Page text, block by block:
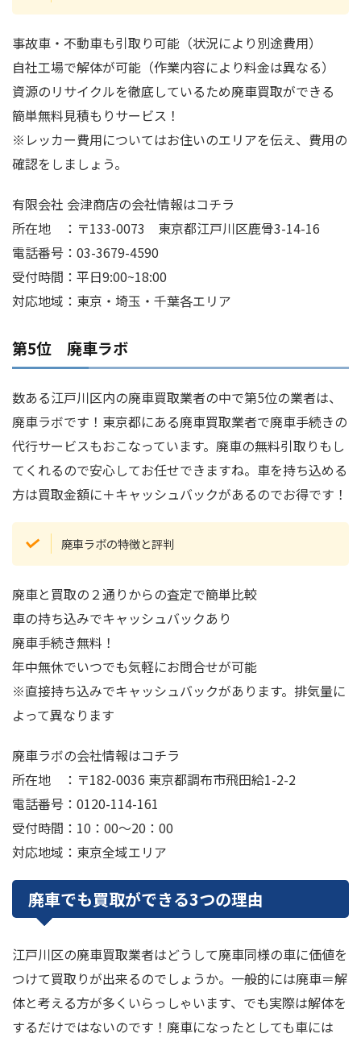
事故車・不動車も引取り可能（状況により別途費用）
自社工場で解体が可能（作業内容により料金は異なる）
資源のリサイクルを徹底しているため廃車買取ができる
簡単無料見積もりサービス！
※レッカー費用についてはお住いのエリアを伝え、費用の
確認をしましょう。
有限会社 会津商店の会社情報はコチラ
所在地 ：〒133-0073 東京都江戸川区鹿骨3-14-16
電話番号：03-3679-4590
受付時間：平日9:00~18:00
対応地域：東京・埼玉・千葉各エリア
第5位 廃車ラボ
数ある江戸川区内の廃車買取業者の中で第5位の業者は、
廃車ラボです！東京都にある廃車買取業者で廃車手続きの
代行サービスもおこなっています。廃車の無料引取りもし
てくれるので安心してお任せできますね。車を持ち込める
方は買取金額に＋キャッシュバックがあるのでお得です！
廃車ラボの特徴と評判
廃車と買取の２通りからの査定で簡単比較
車の持ち込みでキャッシュバックあり
廃車手続き無料！
年中無休でいつでも気軽にお問合せが可能
※直接持ち込みでキャッシュバックがあります。排気量に
よって異なります
廃車ラボの会社情報はコチラ
所在地 ：〒182-0036 東京都調布市飛田給1-2-2
電話番号：0120-114-161
受付時間：10：00～20：00
対応地域：東京全域エリア
廃車でも買取ができる3つの理由
江戸川区の廃車買取業者はどうして廃車同様の車に価値を
つけて買取りが出来るのでしょうか。一般的には廃車＝解
体と考える方が多くいらっしゃいます、でも実際は解体を
するだけではないのです！廃車になったとしても車には